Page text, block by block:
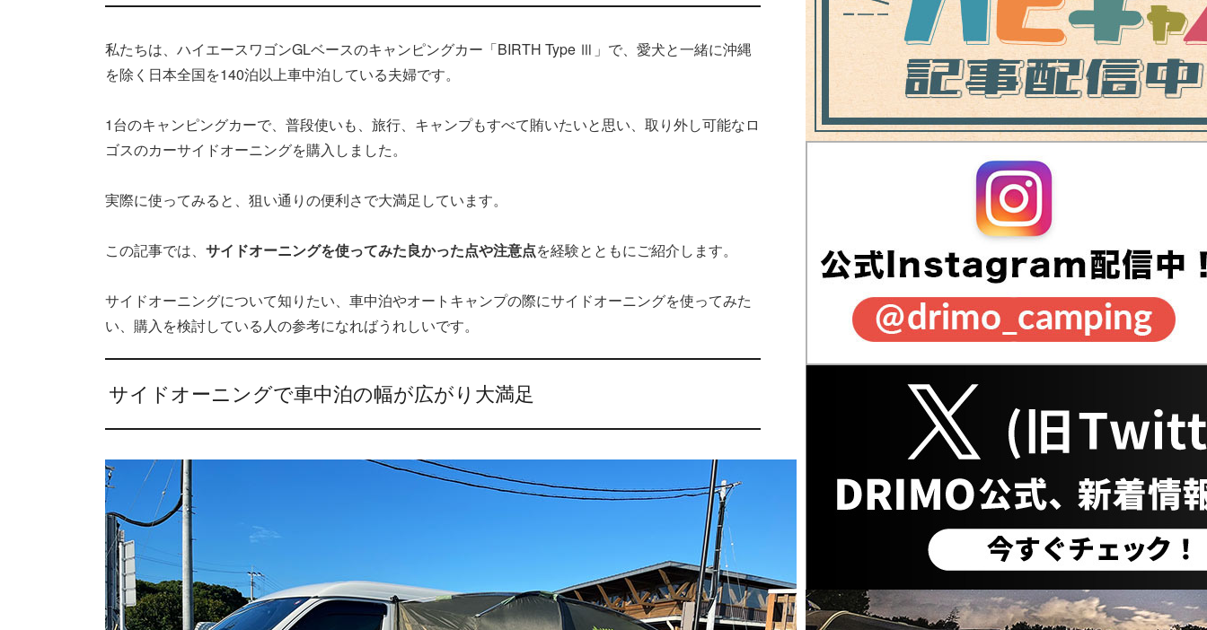
私たちは、ハイエースワゴンGLベースのキャンピングカー「BIRTH Type Ⅲ」で、愛犬と一緒に沖縄
を除く日本全国を140泊以上車中泊している夫婦です。
1台のキャンピングカーで、普段使いも、旅行、キャンプもすべて賄いたいと思い、取り外し可能なロ
ゴスのカーサイドオーニングを購入しました。
実際に使ってみると、狙い通りの便利さで大満足しています。
この記事では、 サイドオーニングを使ってみた良かった点や注意点を経験とともにご紹介します。
サイドオーニングについて知りたい、車中泊やオートキャンプの際にサイドオーニングを使ってみた
い、購入を検討している人の参考になればうれしいです。
サイドオーニングで車中泊の幅が広がり大満足